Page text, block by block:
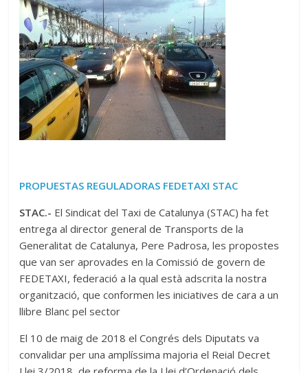
PROPUESTAS REGULADORAS FEDETAXI STAC
STAC.- El Sindicat del Taxi de Catalunya (STAC) ha fet
entrega al director general de Transports de la
Generalitat de Catalunya, Pere Padrosa, les propostes
que van ser aprovades en la Comissió de govern de
FEDETAXI, federació a la qual està adscrita la nostra
organització, que conformen les iniciatives de cara a un
llibre Blanc pel sector
El 10 de maig de 2018 el Congrés dels Diputats va
convalidar per una amplíssima majoria el Reial Decret